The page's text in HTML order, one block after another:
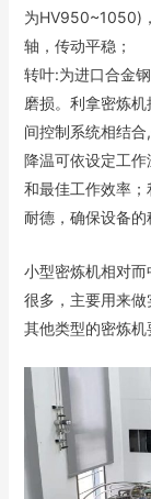
为HV950~1050)
轴，传动平稳；
转叶:为进口合金
磨损。利拿密炼
间控制系统相结
降温可依设定工
和最佳工作效率
耐德，确保设备的
小型密炼机相对
很多，主要用来
其他类型的密炼机